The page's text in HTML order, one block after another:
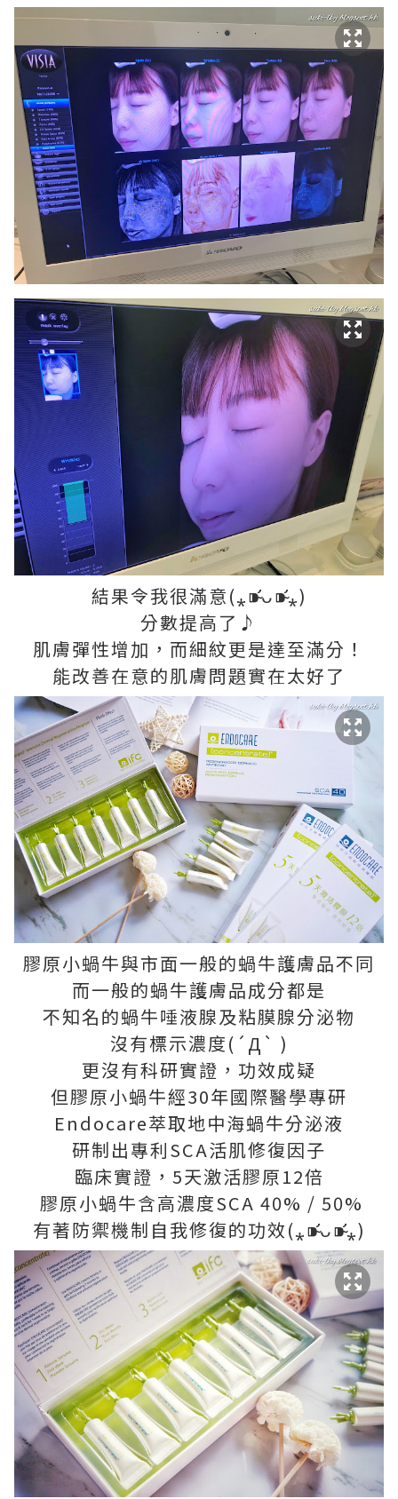
結果令我很滿意(⁎⁍̴̛ᴗ⁍̴̛⁎)
分數提高了♪
肌膚彈性增加，而細紋更是達至滿分！
能改善在意的肌膚問題實在太好了
膠原小蝸牛與市面一般的蝸牛護膚品不同
而一般的蝸牛護膚品成分都是
不知名的蝸牛唾液腺及粘膜腺分泌物
沒有標示濃度(´Д` )
更沒有科研實證，功效成疑
但膠原小蝸牛經30年國際醫學專研
Endocare萃取地中海蝸牛分泌液
研制出專利SCA活肌修復因子
臨床實證，5天激活膠原12倍
膠原小蝸牛含高濃度SCA 40% / 50%
有著防禦機制自我修復的功效(⁎⁍̴̛ᴗ⁍̴̛⁎)